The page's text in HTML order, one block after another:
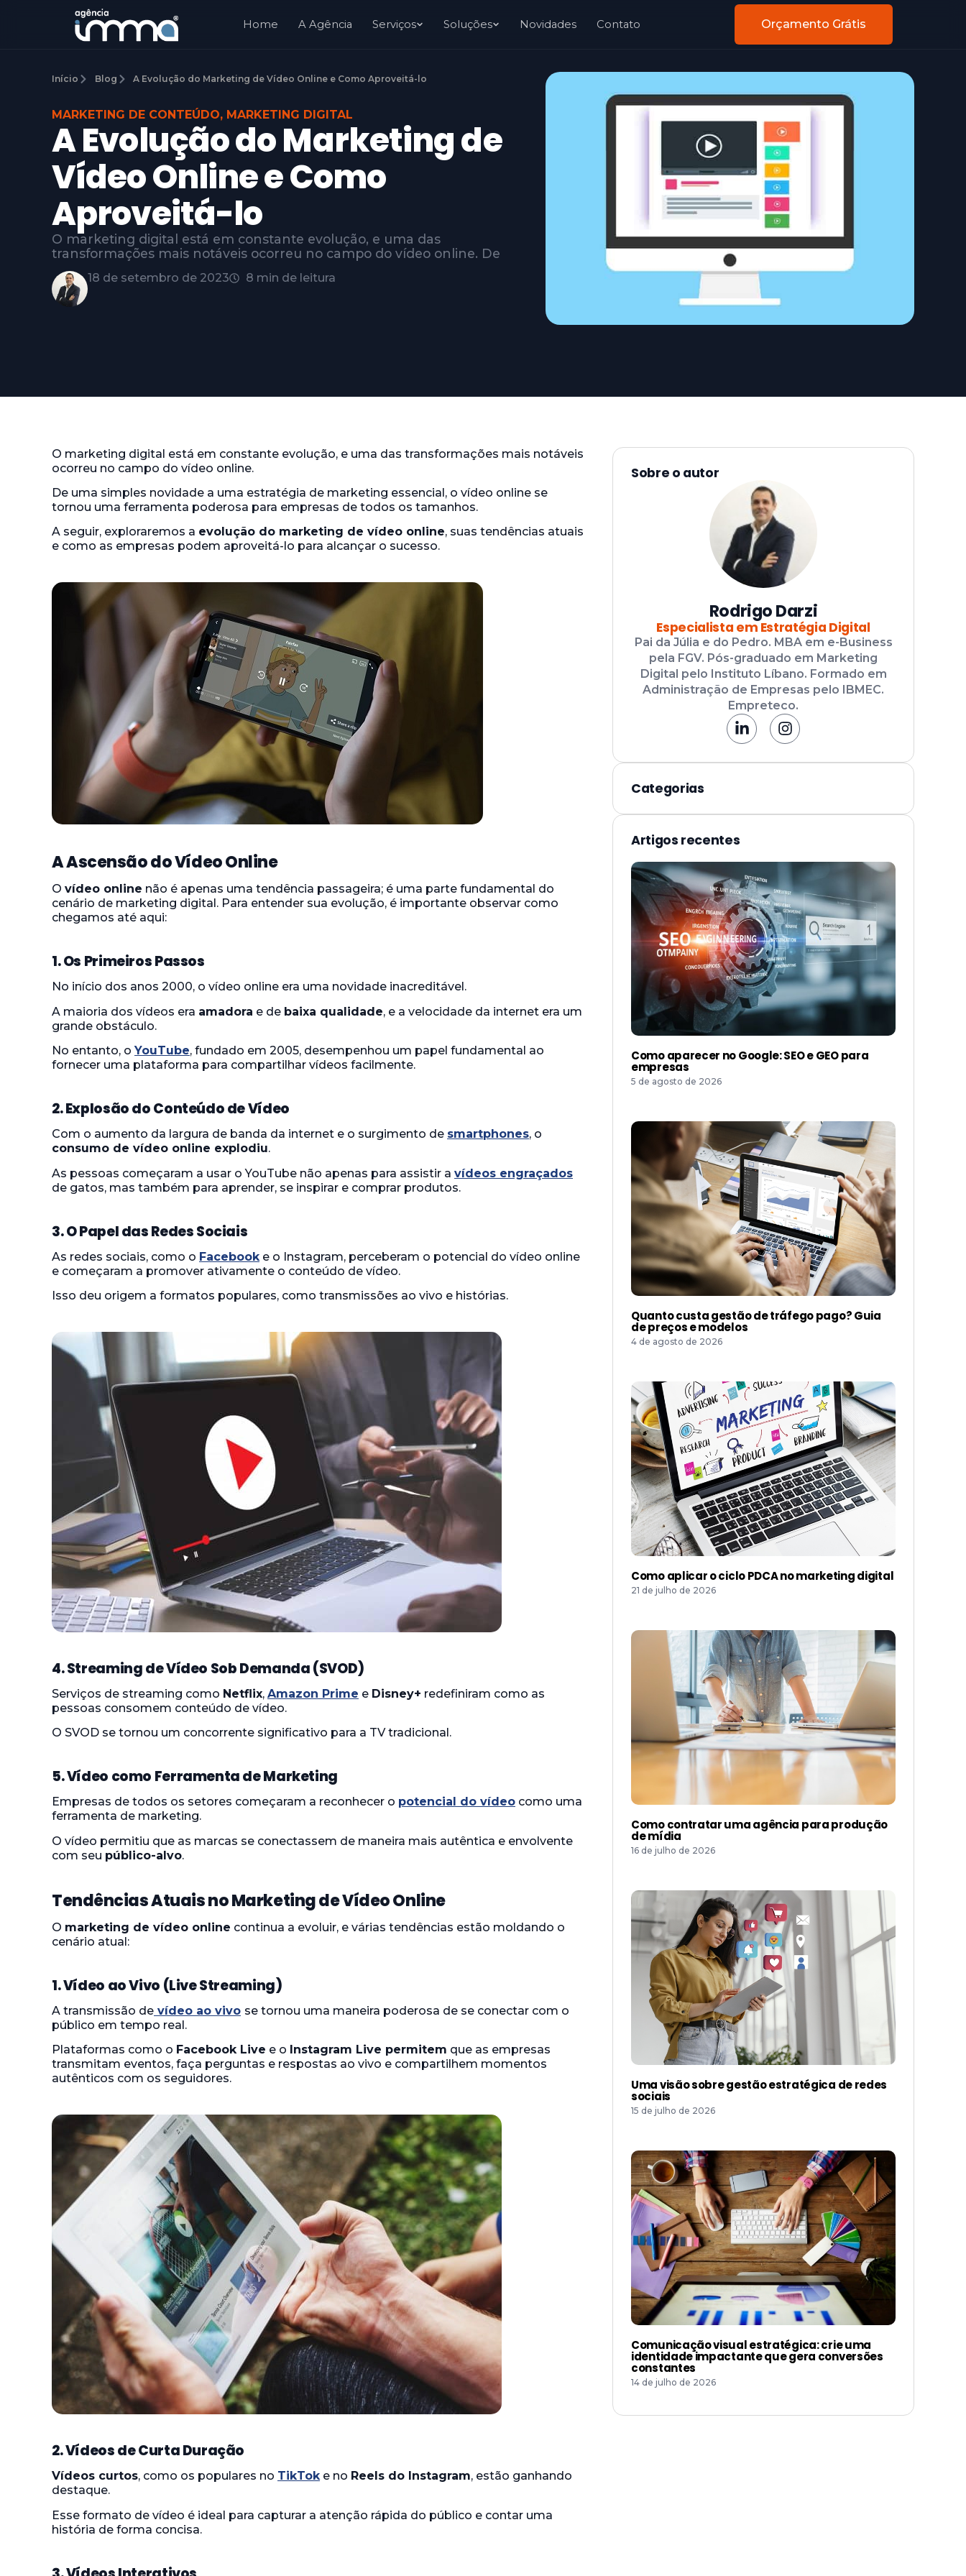
Home A Agência Serviços Soluções Novidades Contato Orçamento Grátis
Início Blog A Evolução do Marketing de Vídeo Online e Como Aproveitá-lo
MARKETING DE CONTEÚDO, MARKETING DIGITAL
A Evolução do Marketing de
Vídeo Online e Como
Aproveitá-lo
O marketing digital está em constante evolução, e uma das
transformações mais notáveis ocorreu no campo do vídeo online. De
18 de setembro de 2023 8 min de leitura
O marketing digital está em constante evolução, e uma das transformações mais notáveis
ocorreu no campo do vídeo online.
De uma simples novidade a uma estratégia de marketing essencial, o vídeo online se
tornou uma ferramenta poderosa para empresas de todos os tamanhos.
A seguir, exploraremos a evolução do marketing de vídeo online, suas tendências atuais
e como as empresas podem aproveitá-lo para alcançar o sucesso.
A Ascensão do Vídeo Online
O vídeo online não é apenas uma tendência passageira; é uma parte fundamental do
cenário de marketing digital. Para entender sua evolução, é importante observar como
chegamos até aqui:
1. Os Primeiros Passos
No início dos anos 2000, o vídeo online era uma novidade inacreditável.
A maioria dos vídeos era amadora e de baixa qualidade, e a velocidade da internet era um
grande obstáculo.
No entanto, o YouTube, fundado em 2005, desempenhou um papel fundamental ao
fornecer uma plataforma para compartilhar vídeos facilmente.
2. Explosão do Conteúdo de Vídeo
Com o aumento da largura de banda da internet e o surgimento de smartphones, o
consumo de vídeo online explodiu.
As pessoas começaram a usar o YouTube não apenas para assistir a vídeos engraçados
de gatos, mas também para aprender, se inspirar e comprar produtos.
3. O Papel das Redes Sociais
As redes sociais, como o Facebook e o Instagram, perceberam o potencial do vídeo online
e começaram a promover ativamente o conteúdo de vídeo.
Isso deu origem a formatos populares, como transmissões ao vivo e histórias.
4. Streaming de Vídeo Sob Demanda (SVOD)
Serviços de streaming como Netflix, Amazon Prime e Disney+ redefiniram como as
pessoas consomem conteúdo de vídeo.
O SVOD se tornou um concorrente significativo para a TV tradicional.
5. Vídeo como Ferramenta de Marketing
Empresas de todos os setores começaram a reconhecer o potencial do vídeo como uma
ferramenta de marketing.
O vídeo permitiu que as marcas se conectassem de maneira mais autêntica e envolvente
com seu público-alvo.
Tendências Atuais no Marketing de Vídeo Online
O marketing de vídeo online continua a evoluir, e várias tendências estão moldando o
cenário atual:
1. Vídeo ao Vivo (Live Streaming)
A transmissão de vídeo ao vivo se tornou uma maneira poderosa de se conectar com o
público em tempo real.
Plataformas como o Facebook Live e o Instagram Live permitem que as empresas
transmitam eventos, faça perguntas e respostas ao vivo e compartilhem momentos
autênticos com os seguidores.
2. Vídeos de Curta Duração
Vídeos curtos, como os populares no TikToke no Reels do Instagram, estão ganhando
destaque.
Esse formato de vídeo é ideal para capturar a atenção rápida do público e contar uma
história de forma concisa.
Sobre o autor
Rodrigo Darzi
Especialista em Estratégia Digital
Pai da Júlia e do Pedro. MBA em e-Business
pela FGV. Pós-graduado em Marketing
Digital pelo Instituto Líbano. Formado em
Administração de Empresas pelo IBMEC.
Empreteco.
Categorias
Artigos recentes
Como aparecer no Google: SEO e GEO para
empresas
5 de agosto de 2026
Quanto custa gestão de tráfego pago? Guia
de preços e modelos
4 de agosto de 2026
Como aplicar o ciclo PDCA no marketing digital
21 de julho de 2026
Como contratar uma agência para produção
de mídia
16 de julho de 2026
Uma visão sobre gestão estratégica de redes
sociais
15 de julho de 2026
Comunicação visual estratégica: crie uma
identidade impactante que gera conversões
constantes
14 de julho de 2026